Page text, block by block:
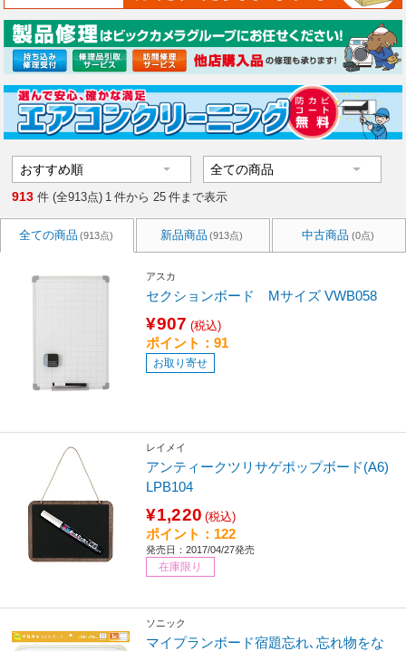
913 件 (全913点) 1 件から 25 件まで表示
全ての商品 (913点) 新品商品 (913点) 中古商品 (0点)
アスカ
セクションボード Mサイズ VWB058
¥907 (税込)
ポイント：91
お取り寄せ
レイメイ
アンティークツリサゲポップボード(A6)
LPB104
¥1,220 (税込)
ポイント：122
発売日：2017/04/27発売
在庫限り
ソニック
マイプランボード宿題忘れ､忘れ物をな